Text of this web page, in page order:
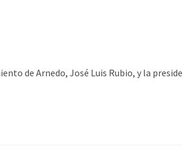
de Arnedo, José Luis Rubio, y la